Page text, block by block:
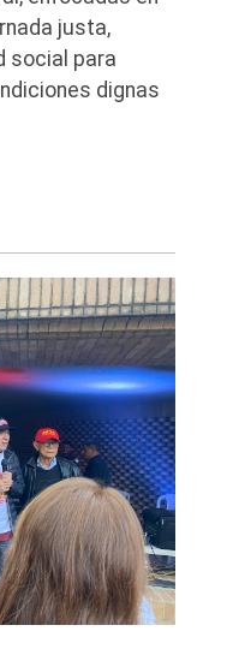
justa,
social para
dignas